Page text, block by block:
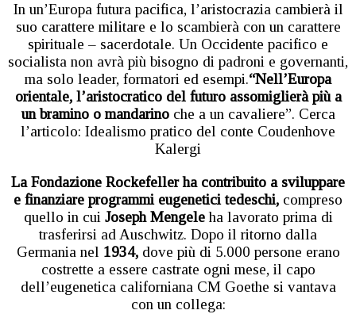
In un’Europa futura pacifica, l’aristocrazia cambierà il
suo carattere militare e lo scambierà con un carattere
spirituale – sacerdotale. Un Occidente pacifico e
socialista non avrà più bisogno di padroni e governanti,
ma solo leader, formatori ed esempi.“Nell’Europa
orientale, l’aristocratico del futuro assomiglierà più a
un bramino o mandarinoche a un cavaliere”. Cerca
l’articolo: Idealismo pratico del conte Coudenhove
Kalergi
La Fondazione Rockefeller ha contribuito a sviluppare
e finanziare programmi eugenetici tedeschi, compreso
quello in cuiJoseph Mengeleha lavorato prima di
trasferirsi ad Auschwitz. Dopo il ritorno dalla
Germania nel 1934,dove più di 5.000 persone erano
costrette a essere castrate ogni mese, il capo
dell’eugenetica californiana CM Goethe si vantava
con un collega: